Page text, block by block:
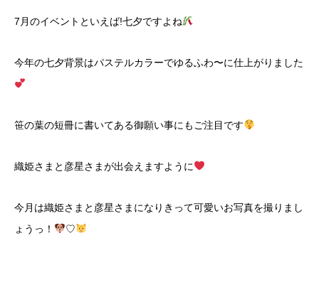
7月のイベントといえば!七夕ですよね
今年の七夕背景はパステルカラーでゆるふわ〜に仕上がりました
笹の葉の短冊に書いてある御願い事にもご注目です
織姫さまと彦星さまが出会えますように
今月は織姫さまと彦星さまになりきって可愛いお写真を撮りまし
ょうっ！
♡